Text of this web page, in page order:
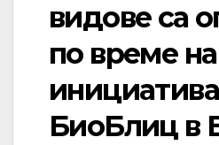
видове са
по време на
БиоБлиц в